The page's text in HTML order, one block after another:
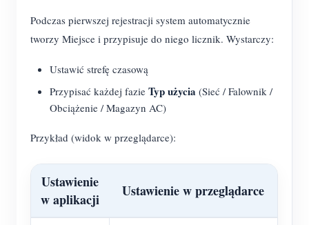
Podczas pierwszej rejestracji system automatycznie
tworzy Miejsce i przypisuje do niego licznik. Wystarczy:
Ustawić strefę czasową
Przypisać każdej fazie Typ użycia (Sieć / Falownik /
Obciążenie / Magazyn AC)
Przykład (widok w przeglądarce):
Ustawienie
w aplikacji
Ustawienie w przeglądarce